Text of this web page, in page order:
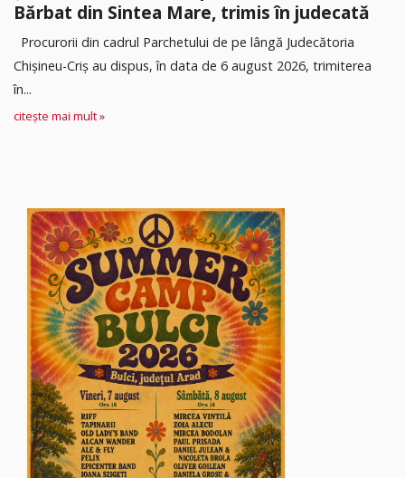
Bărbat din Sintea Mare, trimis în judecată
Procurorii din cadrul Parchetului de pe lângă Judecătoria
Chișineu-Criș au dispus, în data de 6 august 2026, trimiterea
în...
citește mai mult »